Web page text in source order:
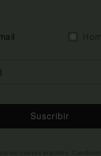
Suscribir